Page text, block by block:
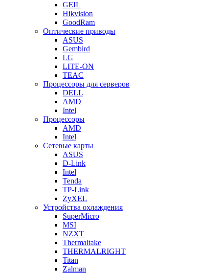
GEIL
Hikvision
GoodRam
Оптические приводы
ASUS
Gembird
LG
LITE-ON
TEAC
Процессоры для серверов
DELL
AMD
Intel
Процессоры
AMD
Intel
Сетевые карты
ASUS
D-Link
Intel
Tenda
TP-Link
ZyXEL
Устройства охлаждения
SuperMicro
MSI
NZXT
Thermaltake
THERMALRIGHT
Titan
Zalman